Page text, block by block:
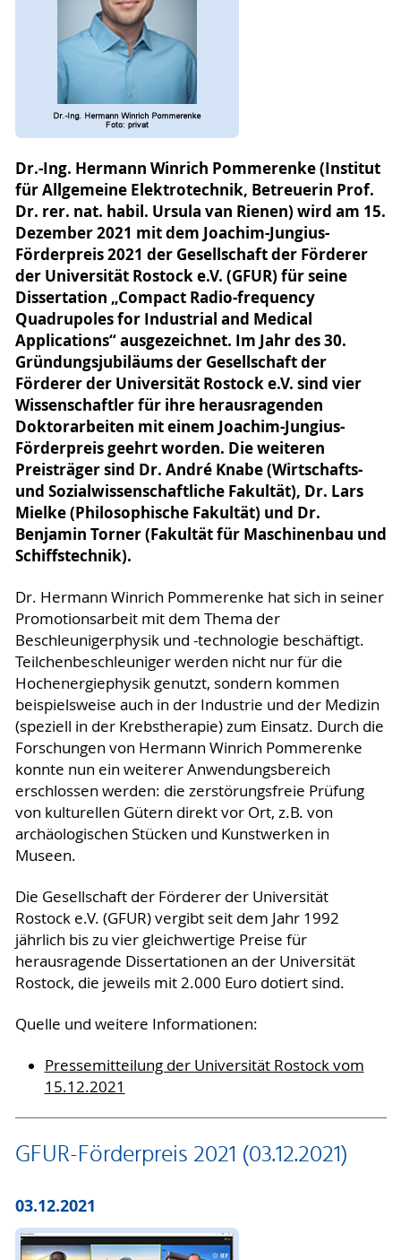
Dr.-Ing. Hermann Winrich Pommerenke (Institut
für Allgemeine Elektrotechnik, Betreuerin Prof.
Dr. rer. nat. habil. Ursula van Rienen) wird am 15.
Dezember 2021 mit dem Joachim-Jungius-
Förderpreis 2021 der Gesellschaft der Förderer
der Universität Rostock e.V. (GFUR) für seine
Dissertation „Compact Radio-frequency
Quadrupoles for Industrial and Medical
Applications“ ausgezeichnet. Im Jahr des 30.
Gründungsjubiläums der Gesellschaft der
Förderer der Universität Rostock e.V. sind vier
Wissenschaftler für ihre herausragenden
Doktorarbeiten mit einem Joachim-Jungius-
Förderpreis geehrt worden. Die weiteren
Preisträger sind Dr. André Knabe (Wirtschafts-
und Sozialwissenschaftliche Fakultät), Dr. Lars
Mielke (Philosophische Fakultät) und Dr.
Benjamin Torner (Fakultät für Maschinenbau und
Schiffstechnik).
Dr. Hermann Winrich Pommerenke hat sich in seiner
Promotionsarbeit mit dem Thema der
Beschleunigerphysik und -technologie beschäftigt.
Teilchenbeschleuniger werden nicht nur für die
Hochenergiephysik genutzt, sondern kommen
beispielsweise auch in der Industrie und der Medizin
(speziell in der Krebstherapie) zum Einsatz. Durch die
Forschungen von Hermann Winrich Pommerenke
konnte nun ein weiterer Anwendungsbereich
erschlossen werden: die zerstörungsfreie Prüfung
von kulturellen Gütern direkt vor Ort, z.B. von
archäologischen Stücken und Kunstwerken in
Museen.
Die Gesellschaft der Förderer der Universität
Rostock e.V. (GFUR) vergibt seit dem Jahr 1992
jährlich bis zu vier gleichwertige Preise für
herausragende Dissertationen an der Universität
Rostock, die jeweils mit 2.000 Euro dotiert sind.
Quelle und weitere Informationen:
Pressemitteilung der Universität Rostock vom
15.12.2021
GFUR-Förderpreis 2021 (03.12.2021)
03.12.2021